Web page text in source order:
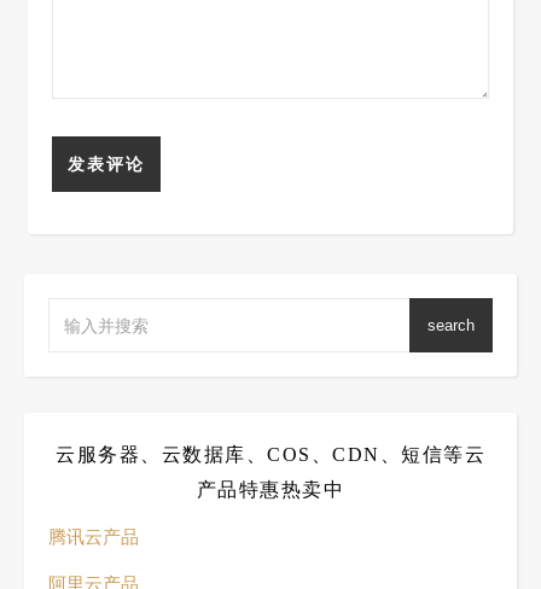
search
云服务器、云数据库、COS、CDN、短信等云
产品特惠热卖中
腾讯云产品
阿里云产品